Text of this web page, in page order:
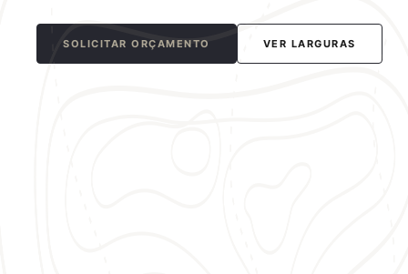
SOLICITAR ORÇAMENTO VER LARGURAS